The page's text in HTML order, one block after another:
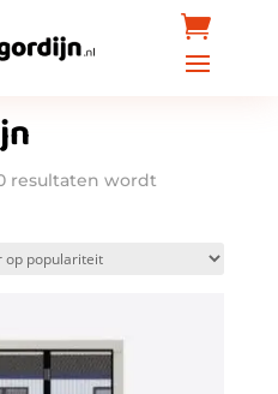
resultaten wordt